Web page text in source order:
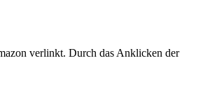
verlinkt. Durch das Anklicken der